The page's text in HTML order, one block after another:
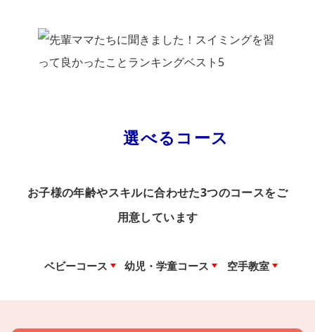
選べるコース
お子様の年齢やスキルに合わせた3つのコースをご
用意しています
ベビーコース 幼児・学童コース 空手教室